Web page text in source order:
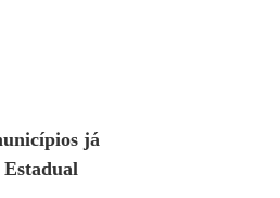
já